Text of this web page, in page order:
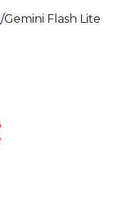
/Gemini Flash Lite